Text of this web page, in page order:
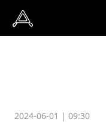
2024-06-01 | 09:30